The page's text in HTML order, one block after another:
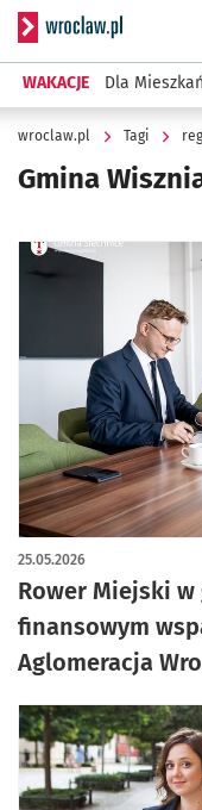
Serwis
WAKACJE Dla
wroclaw.pl Tagi
Gmina
Rower Miejski
finansowym
Aglomeracja
25.05.2026